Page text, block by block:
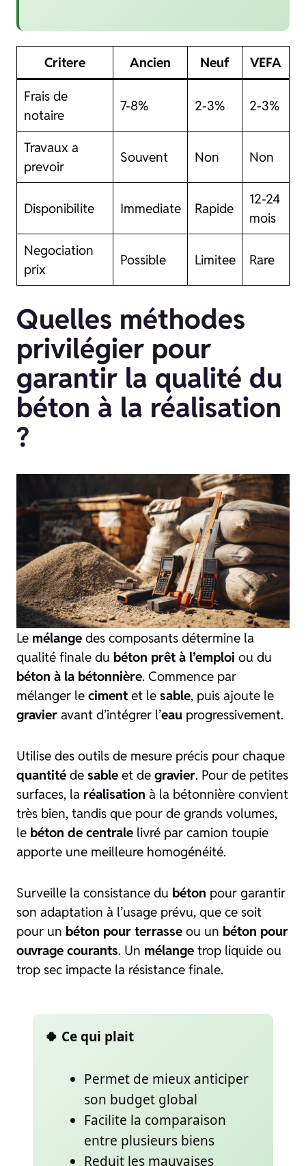
Critere Ancien Neuf VEFA
Frais de
notaire
7-8% 2-3% 2-3%
Travaux a
prevoir
Souvent Non Non
Disponibilite Immediate Rapide
12-24
mois
Negociation
prix
Possible Limitee Rare
Quelles méthodes
privilégier pour
garantir la qualité du
béton à la réalisation
?
Le mélange des composants détermine la
qualité finale du béton prêt à l’emploi ou du
béton à la bétonnière. Commence par
mélanger le ciment et le sable, puis ajoute le
gravier avant d’intégrer l’eau progressivement.
Utilise des outils de mesure précis pour chaque
quantité de sable et de gravier. Pour de petites
surfaces, la réalisation à la bétonnière convient
très bien, tandis que pour de grands volumes,
le béton de centrale livré par camion toupie
apporte une meilleure homogénéité.
Surveille la consistance du béton pour garantir
son adaptation à l’usage prévu, que ce soit
pour un béton pour terrasse ou un béton pour
ouvrage courants. Un mélange trop liquide ou
trop sec impacte la résistance finale.
🍀 Ce qui plait
Permet de mieux anticiper
son budget global
Facilite la comparaison
entre plusieurs biens
Reduit les mauvaises